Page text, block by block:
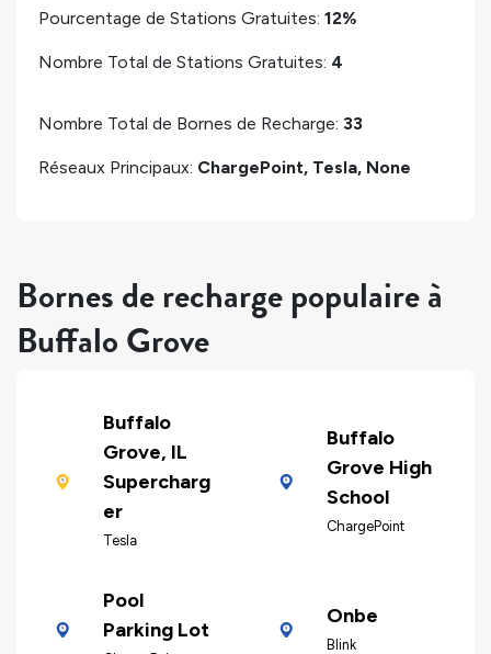
Pourcentage de Stations Gratuites: 12%
Nombre Total de Stations Gratuites: 4
Nombre Total de Bornes de Recharge: 33
Réseaux Principaux: ChargePoint, Tesla, None
Bornes de recharge populaire à
Buffalo Grove
Buffalo
Grove, IL
Supercharg
er
Tesla
Buffalo
Grove High
School
ChargePoint
Pool
Parking Lot
Onbe
Blink